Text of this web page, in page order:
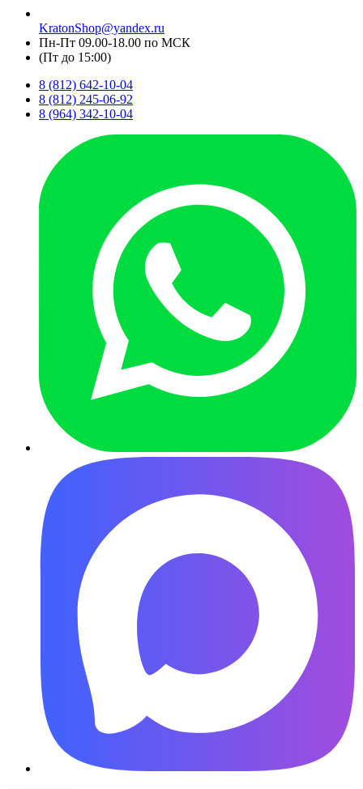
KratonShop@yandex.ru
Пн-Пт 09.00-18.00 по МСК
(Пт до 15:00)
8 (812) 642-10-04
8 (812) 245-06-92
8 (964) 342-10-04